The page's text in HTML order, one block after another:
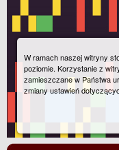
W ramach naszej witryny
poziomie. Korzystanie z
zamieszczane w Państwa
zmiany ustawień